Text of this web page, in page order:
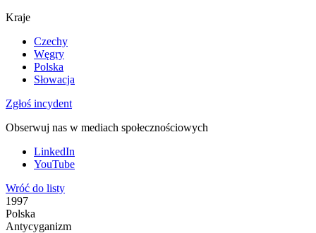
Kraje
Czechy
Węgry
Polska
Słowacja
Zgłoś incydent
Obserwuj nas w mediach społecznościowych
LinkedIn
YouTube
Wróć do listy
1997
Polska
Antycyganizm